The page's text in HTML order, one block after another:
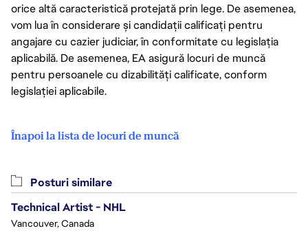
orice altă caracteristică protejată prin lege. De asemenea,
vom lua în considerare și candidații calificați pentru
angajare cu cazier judiciar, în conformitate cu legislația
aplicabilă. De asemenea, EA asigură locuri de muncă
pentru persoanele cu dizabilități calificate, conform
legislației aplicabile.
Înapoi la lista de locuri de muncă
Posturi similare
Technical Artist - NHL
Vancouver, Canada